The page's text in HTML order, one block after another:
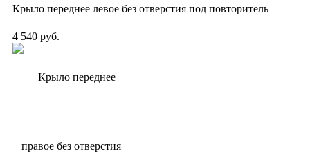
Крыло переднее левое без отверстия под повторитель
4 540 руб.